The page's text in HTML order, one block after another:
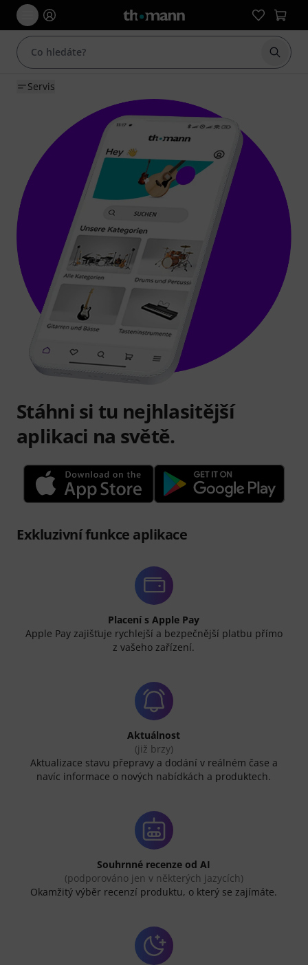
Začít
Servis
Stáhni si tu nejhlasitější
aplikaci na světě.
Exkluzivní funkce aplikace
Placení s Apple Pay
Apple Pay zajišťuje rychlejší a bezpečnější platbu přímo
z vašeho zařízení.
Aktuálnost
(již brzy)
Aktualizace stavu přepravy a dodání v reálném čase a
navíc informace o nových nabídkách a produktech.
Souhrnné recenze od AI
(podporováno jen v některých jazycích)
Okamžitý výběr recenzí produktu, o který se zajímáte.